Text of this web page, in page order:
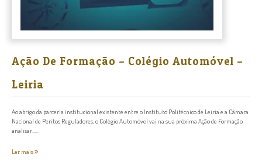
Ação De Formação – Colégio Automóvel –
Leiria
Ao abrigo da parceria institucional existente entre o Instituto Politécnico de Leiria e a Câmara
Nacional de Peritos Reguladores, o Colégio Automóvel vai na sua próxima Ação de Formação
analisar......
Ler mais